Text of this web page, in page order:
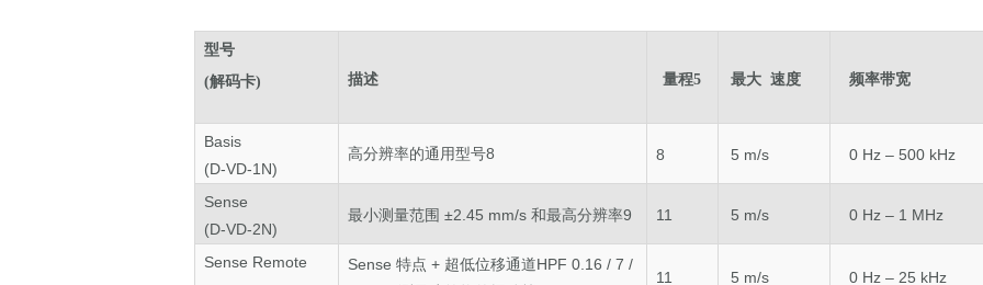
型号
(解码卡) 描述 量程5 最大 速度 频率带宽
Basis
(D-VD-1N)
高分辨率的通用型号8 8 5 m/s 0 Hz – 500 kHz
Sense
(D-VD-2N)
最小测量范围 ±2.45 mm/s 和最高分辨率9 11 5 m/s 0 Hz – 1 MHz
Sense Remote
Sense 特点 + 超低位移通道HPF 0.16 / 7 /
11 5 m/s 0 Hz – 25 kHz